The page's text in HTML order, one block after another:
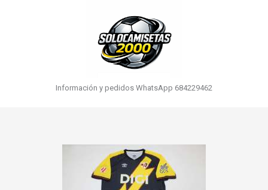
Información y pedidos WhatsApp 684229462